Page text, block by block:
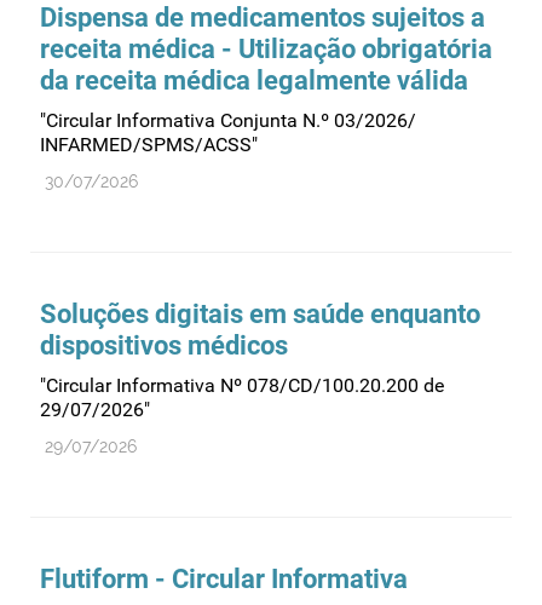
Exercício farmacêutico
Exportação
Fabricantes
Fabrico
Farmacovigilância
Hemoderivados
Importação
Informação estatística
Licenciamentos
Dispensa de medicamentos sujeitos a
receita médica - Utilização obrigatória
da receita médica legalmente válida
"Circular Informativa Conjunta N.º 03/2026/
INFARMED/SPMS/ACSS"
30/07/2026
Soluções digitais em saúde enquanto
dispositivos médicos
"Circular Informativa Nº 078/CD/100.20.200 de
29/07/2026"
29/07/2026
Flutiform - Circular Informativa